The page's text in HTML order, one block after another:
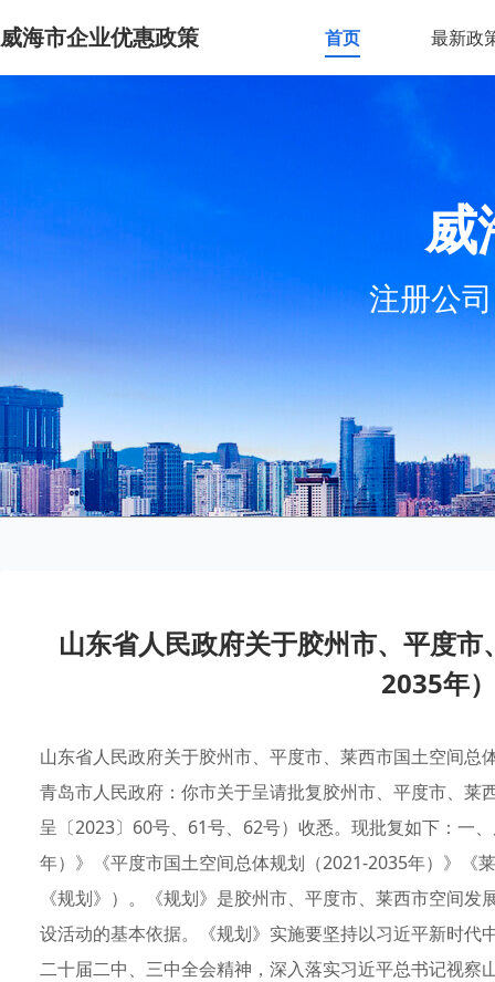
威海市企业优惠政策 首页 最新政
威
注册公
山东省人民政府关于胶州市、平度
2035年
山东省人民政府关于胶州市、平度市、莱西市国土空间
青岛市人民政府：你市关于呈请批复胶州市、平度市、
呈〔2023〕60号、61号、62号）收悉。现批复如下：一
年）》《平度市国土空间总体规划（2021-2035年）》《
《规划》）。《规划》是胶州市、平度市、莱西市空间
设活动的基本依据。《规划》实施要坚持以习近平新时
二十届二中、三中全会精神，深入落实习近平总书记视